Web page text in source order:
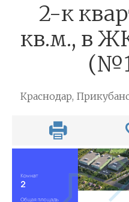
2-к
кв.м., в
Краснодар,